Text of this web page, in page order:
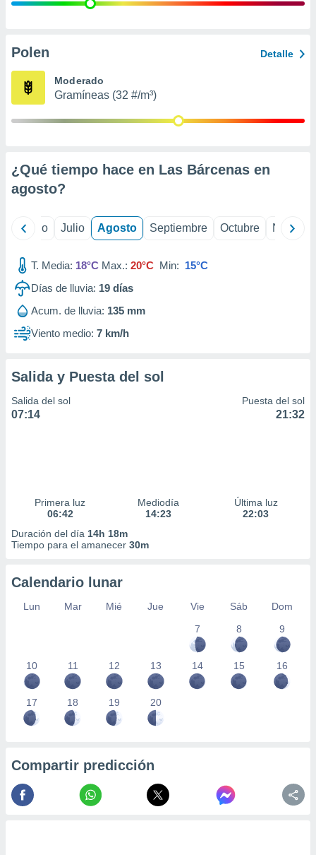
publicidad
de
Polen Detalle
Moderado
Gramíneas (32 #/m³)
¿Qué tiempo hace en Las Bárcenas en
agosto?
Junio Julio Agosto Septiembre Octubre
T. Media: 18°C Max.: 20°C Min: 15°C
Días de lluvia: 19 días
Acum. de lluvia: 135 mm
Viento medio: 7 km/h
Salida y Puesta del sol
Salida del sol
07:14
Puesta del sol
21:32
Primera luz
06:42
Mediodía
14:23
Última luz
22:03
Duración del día 14h 18m
Tiempo para el amanecer 30m
Calendario lunar
Lun Mar Mié Jue Vie Sáb
Dom
7
8 9
10 11 12 13 14 15 16
17 18 19 20
Compartir predicción